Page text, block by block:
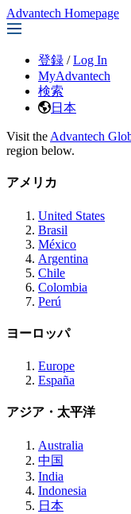
Advantech Homepage
登録 / Log In
MyAdvantech
検索
日本
Visit the Advantech
region below.
アメリカ
United States
Brasil
México
Argentina
Chile
Colombia
Perú
ヨーロッパ
Europe
España
アジア・太平洋
Australia
中国
India
Indonesia
日本